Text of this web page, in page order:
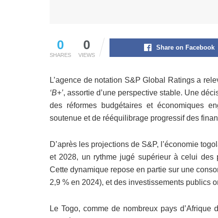
0
SHARES
0
VIEWS
Share on Facebook
L’agence de notation S&P Global Ratings a
‘B+’, assortie d’une perspective stable. Une
des réformes budgétaires et économiques
soutenue et de rééquilibrage progressif des
D’après les projections de S&P, l’économie
et 2028, un rythme jugé supérieur à celui des
Cette dynamique repose en partie sur une
2,9 % en 2024), et des investissements publics
Le Togo, comme de nombreux pays